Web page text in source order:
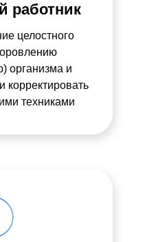
работник
целостного
организма и
корректировать
техниками